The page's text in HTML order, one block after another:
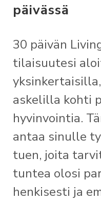
päivässä
30 päivän
tilaisuutesi
askelilla kohti
hyvinvointia.
antaa sinulle
tuen, joita
tuntea olosi
henkisesti ja